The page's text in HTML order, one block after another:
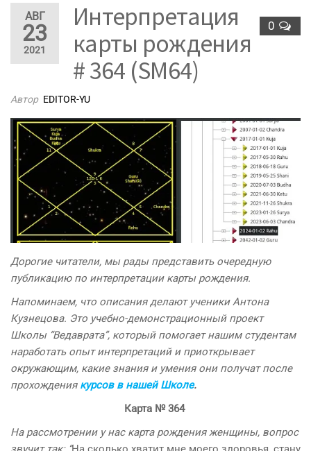
АВГ
23
2021
0
Интерпретация
карты рождения
# 364 (SM64)
Автор EDITOR-YU
Дорогие читатели, мы рады представить очередную
публикацию по интерпретации карты рождения.
Напоминаем, что описания делают ученики Антона
Кузнецова. Это учебно-демонстрационный проект
Школы “Ведаврата”, который помогает нашим студентам
наработать опыт интерпретаций и приоткрывает
окружающим, какие знания и умения они получат после
прохождения курсов в нашей Школе.
Карта № 364
На рассмотрении у нас карта рождения женщины, вопрос